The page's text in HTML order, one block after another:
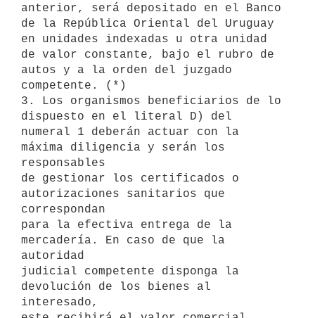
anterior, será depositado en el Banco
de la República Oriental del Uruguay
en unidades indexadas u otra unidad
de valor constante, bajo el rubro de
autos y a la orden del juzgado
competente. (*)
3. Los organismos beneficiarios de lo
dispuesto en el literal D) del
numeral 1 deberán actuar con la
máxima diligencia y serán los
responsables
de gestionar los certificados o
autorizaciones sanitarios que
correspondan
para la efectiva entrega de la
mercadería. En caso de que la
autoridad
judicial competente disponga la
devolución de los bienes al
interesado,